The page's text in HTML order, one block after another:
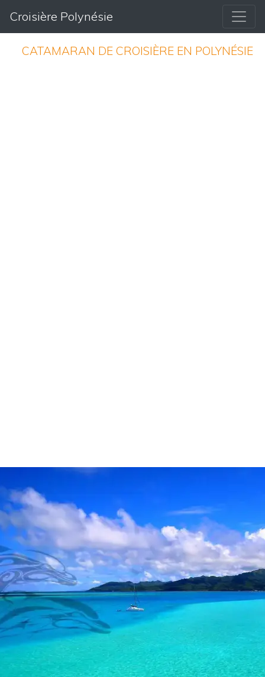
Croisière Polynésie
CATAMARAN DE CROISIÈRE EN POLYNÉSIE